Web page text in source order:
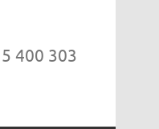
400 303